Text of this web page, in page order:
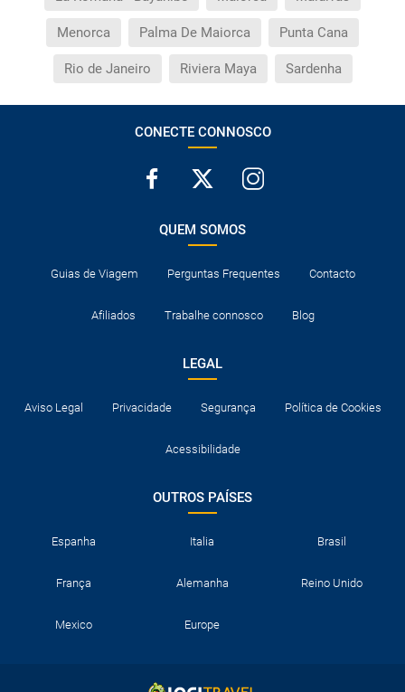
Menorca Palma De Maiorca Punta Cana
Rio de Janeiro Riviera Maya Sardenha
CONECTE CONNOSCO
QUEM SOMOS
Guias de Viagem Perguntas Frequentes Contacto
Afiliados Trabalhe connosco Blog
LEGAL
Aviso Legal Privacidade Segurança Política de Cookies
Acessibilidade
OUTROS PAÍSES
Espanha Italia Brasil
França Alemanha Reino Unido
Mexico Europe